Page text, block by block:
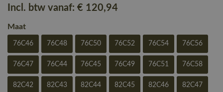
Incl. btw vanaf: € 120,94
Maat
76C46 76C48 76C50 76C52 76C54 76C56
76C47 76C44 76C45 76C49 76C51 76C58
82C42 82C43 82C44 82C45 82C46 82C47